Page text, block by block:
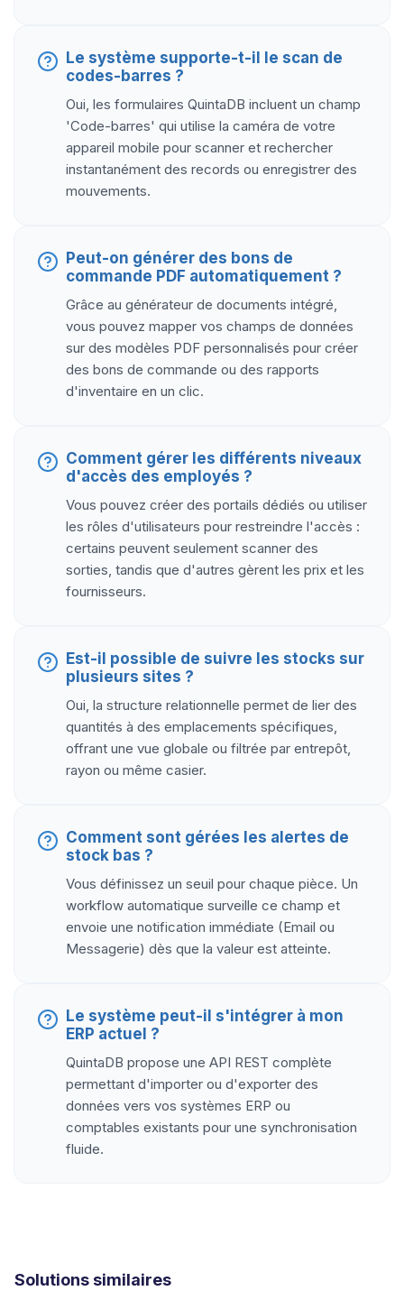
Le système supporte-t-il le scan de
codes-barres ?
Oui, les formulaires QuintaDB incluent un champ
'Code-barres' qui utilise la caméra de votre
appareil mobile pour scanner et rechercher
instantanément des records ou enregistrer des
mouvements.
Peut-on générer des bons de
commande PDF automatiquement ?
Grâce au générateur de documents intégré,
vous pouvez mapper vos champs de données
sur des modèles PDF personnalisés pour créer
des bons de commande ou des rapports
d'inventaire en un clic.
Comment gérer les différents niveaux
d'accès des employés ?
Vous pouvez créer des portails dédiés ou utiliser
les rôles d'utilisateurs pour restreindre l'accès :
certains peuvent seulement scanner des
sorties, tandis que d'autres gèrent les prix et les
fournisseurs.
Est-il possible de suivre les stocks sur
plusieurs sites ?
Oui, la structure relationnelle permet de lier des
quantités à des emplacements spécifiques,
offrant une vue globale ou filtrée par entrepôt,
rayon ou même casier.
Comment sont gérées les alertes de
stock bas ?
Vous définissez un seuil pour chaque pièce. Un
workflow automatique surveille ce champ et
envoie une notification immédiate (Email ou
Messagerie) dès que la valeur est atteinte.
Le système peut-il s'intégrer à mon
ERP actuel ?
QuintaDB propose une API REST complète
permettant d'importer ou d'exporter des
données vers vos systèmes ERP ou
comptables existants pour une synchronisation
fluide.
Solutions similaires